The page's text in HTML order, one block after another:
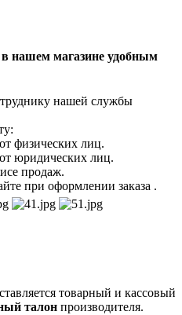
нашем магазине удобным
нашей службы
физических лиц.
юридических лиц.
продаж.
при оформлении заказа .
товарный и кассовый
талон производителя.